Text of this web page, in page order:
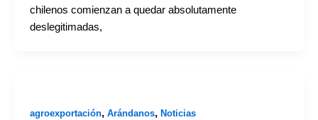
chilenos comienzan a quedar absolutamente
deslegitimadas,
agroexportación, Arándanos, Noticias